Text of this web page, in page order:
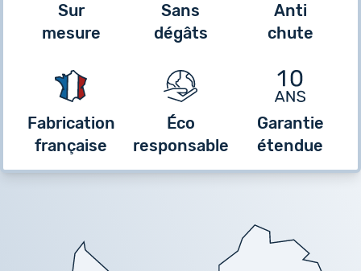
Sur
mesure
Sans
dégâts
Anti
chute
Fabrication
française
Éco
responsable
Garantie
étendue